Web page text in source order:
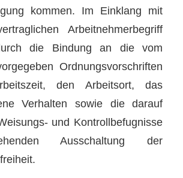
kommen. Im Einklang mit
Arbeitnehmerbegriff
die Bindung an die vom
Ordnungsvorschriften
den Arbeitsort, das
Verhalten sowie die darauf
und Kontrollbefugnisse
Ausschaltung der